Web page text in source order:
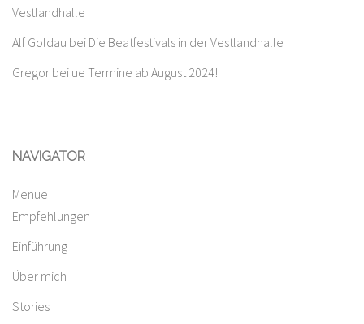
Vestlandhalle
Alf Goldau bei Die Beatfestivals in der Vestlandhalle
Gregor bei ue Termine ab August 2024!
NAVIGATOR
Menue
Empfehlungen
Einführung
Über mich
Stories